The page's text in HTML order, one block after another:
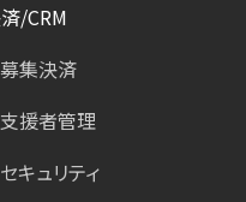
/CRM
募集決済
支援者管理
セキュリティ